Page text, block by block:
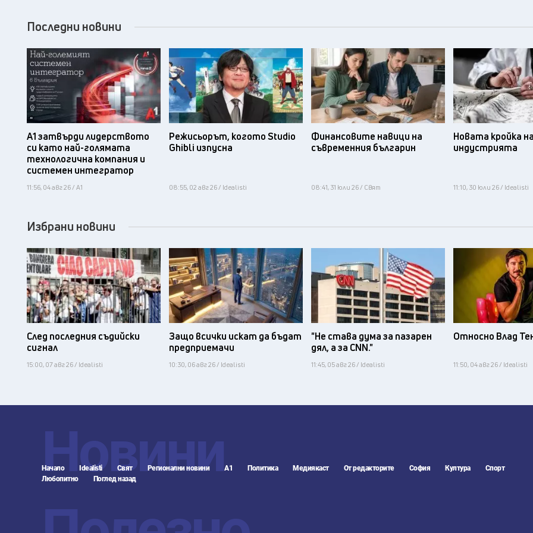
Последни новини
А1 затвърди лидерството
си като най-голямата
технологична компания и
системен интегратор
11:56, 04 авг 26 / А1
Режисьорът, когото Studio
Ghibli изпусна
08:55, 02 авг 26 / Idealisti
Финансовите навици на
съвременния българин
08:41, 31 юли 26 / Свят
Новата кройка
индустрията
11:10, 30 юли 26 / Idealisti
Избрани новини
След последния съдийски
сигнал
15:00, 07 авг 26 / Idealisti
Защо всички искат да бъдат
предприемачи
10:30, 06 авг 26 / Idealisti
"Не става дума за пазарен
дял, а за CNN."
11:45, 05 авг 26 / Idealisti
Относно Влад
11:50, 04 авг 26 / Idealisti
Новини
Начало Idealisti Свят Регионални новини А1 Политика Медиякаст От редакторите София Култура
Спорт
Любопитно
Поглед назад